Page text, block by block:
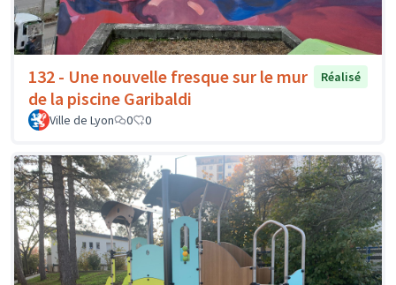
132 - Une nouvelle fresque sur le mur
de la piscine Garibaldi
Réalisé
Ville de Lyon 0 0